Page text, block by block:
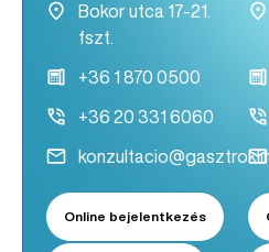
Bokor utca 17-21.
fszt.
+36 1 870 0500
+36 20 331 6060
Online bejelentkezés